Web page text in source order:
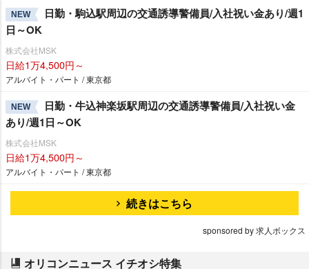
NEW
日勤・駒込駅周辺の交通誘導警備員/入社祝い金あり/週1
日～OK
株式会社MSK
日給1万4,500円～
アルバイト・パート / 東京都
NEW
日勤・牛込神楽坂駅周辺の交通誘導警備員/入社祝い金
あり/週1日～OK
株式会社MSK
日給1万4,500円～
アルバイト・パート / 東京都
続きはこちら
sponsored by 求人ボックス
オリコンニュース イチオシ特集